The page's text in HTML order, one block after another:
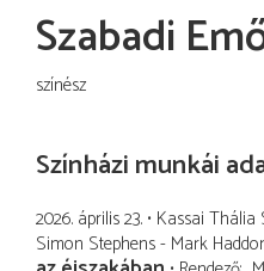
Szabadi
színész
Színházi munkái
2026. április 23. Kassai Thália
Simon Stephens - Mark